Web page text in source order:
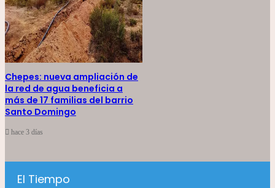
Chepes: nueva ampliación de
la red de agua beneficia a
más de 17 familias del barrio
Santo Domingo
hace 3 días
El Tiempo